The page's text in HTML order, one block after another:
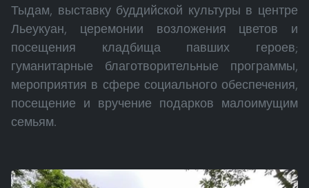
Тыдам, выставку буддийской культуры в центре
Льеукуан, церемонии возложения цветов и
посещения кладбища павших героев;
гуманитарные благотворительные программы,
мероприятия в сфере социального обеспечения,
посещение и вручение подарков малоимущим
семьям.